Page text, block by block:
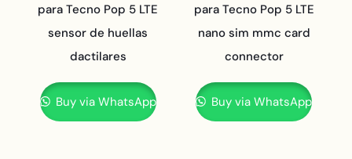
para Tecno Pop 5 LTE
sensor de huellas
dactilares
Buy via WhatsApp
para Tecno Pop 5 LTE
nano sim mmc card
connector
Buy via WhatsApp